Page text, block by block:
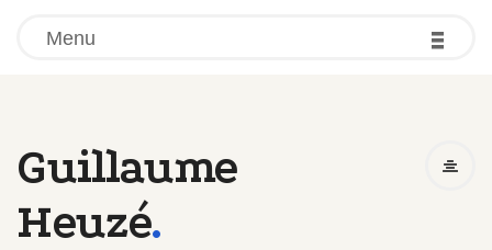
Menu -
-
-
Guillaume
Heuzé.